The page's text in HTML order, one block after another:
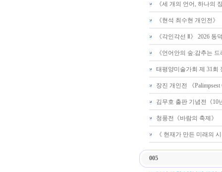
《세 개의 언어, 하나의
《현석 최수현 개인전》
《각인각선 Ⅱ》 2026
《언어안의 숲:감추는
태평양미술가회 제 31회
장진 개인전 《
김무호 출판 기념전《10
청풍전《바람의 축제》
《 현재가 만든 미래의
005